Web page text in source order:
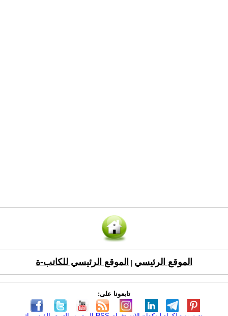
الموقع الرئيسي الموقع الرئيسي للكاتب-ة
تابعونا على: